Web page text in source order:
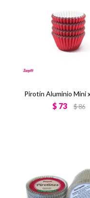
Pirotín Aluminio Mini
$ 73 $86